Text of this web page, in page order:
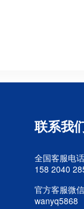
联系我
全国客服电话
158 2040
官方客服微信
wanyq5868